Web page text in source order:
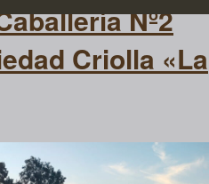
Nº2
Criolla «La